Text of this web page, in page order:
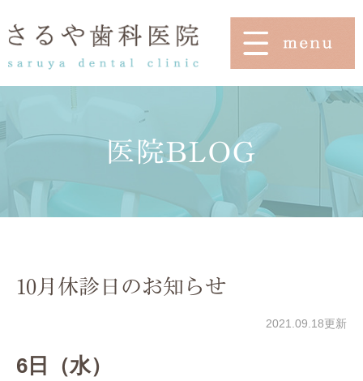
医院BLOG
10月休診日のお知らせ
2021.09.18更新
6日（水）